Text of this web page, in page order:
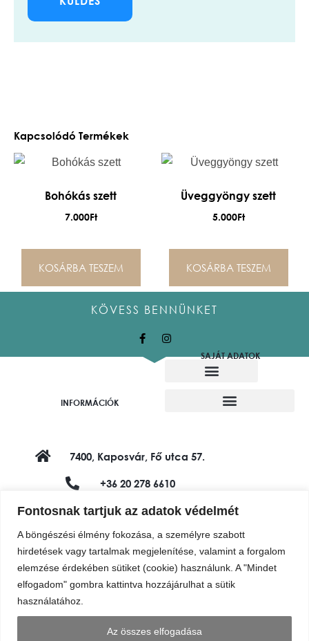
Fontosnak tartjuk az adatok védelmét
A böngészési élmény fokozása, a személyre szabott
hirdetések vagy tartalmak megjelenítése, valamint a forgalom
elemzése érdekében sütiket (cookie) használunk. A "Mindet
elfogadom" gombra kattintva hozzájárulhat a sütik
használatához.
Az összes elfogadása
Kapcsolódó Termékek
Bohókás szett
7.000Ft
KOSÁRBA TESZEM
Üveggyöngy szett
5.000Ft
KOSÁRBA TESZEM
KÖVESS BENNÜNKET
INFORMÁCIÓK
SAJÁT ADATOK
7400, Kaposvár, Fő utca 57.
+36 20 278 6610
shop@vadviragalapitvany.hu